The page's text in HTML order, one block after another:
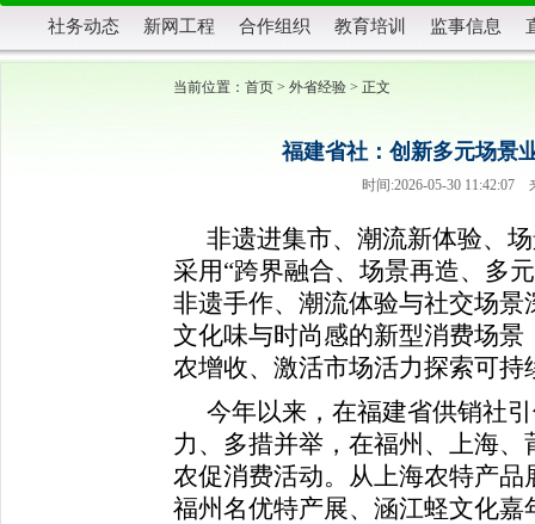
社务动态 新网工程 合作组织 教育培训 监事信息
当前位置： 首页 > 外省经验 > 正文
福建省社：创新多元场景
时间:2026-05-30
非遗进集市、潮流新体验、
采用“跨界融合、场景再造、多
非遗手作、潮流体验与社交场
文化味与时尚感的新型消费场
农增收、激活市场活力探索可持
今年以来，在福建省供销社
力、多措并举，在福州、上海
农促消费活动。从上海农特产
福州名优特产展、涵江蛏文化